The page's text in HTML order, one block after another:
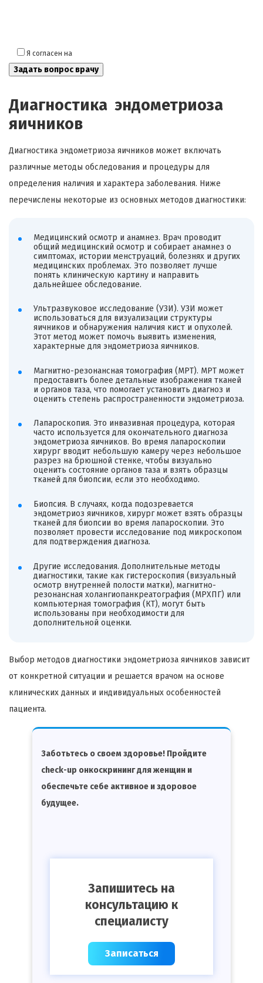
Я согласен на
Диагностика эндометриоза
яичников
Диагностика эндометриоза яичников может включать
различные методы обследования и процедуры для
определения наличия и характера заболевания. Ниже
перечислены некоторые из основных методов диагностики:
Медицинский осмотр и анамнез. Врач проводит
общий медицинский осмотр и собирает анамнез о
симптомах, истории менструаций, болезнях и других
медицинских проблемах. Это позволяет лучше
понять клиническую картину и направить
дальнейшее обследование.
Ультразвуковое исследование (УЗИ). УЗИ может
использоваться для визуализации структуры
яичников и обнаружения наличия кист и опухолей.
Этот метод может помочь выявить изменения,
характерные для эндометриоза яичников.
Магнитно-резонансная томография (МРТ). МРТ может
предоставить более детальные изображения тканей
и органов таза, что помогает установить диагноз и
оценить степень распространенности эндометриоза.
Лапароскопия. Это инвазивная процедура, которая
часто используется для окончательного диагноза
эндометриоза яичников. Во время лапароскопии
хирург вводит небольшую камеру через небольшое
разрез на брюшной стенке, чтобы визуально
оценить состояние органов таза и взять образцы
тканей для биопсии, если это необходимо.
Биопсия. В случаях, когда подозревается
эндометриоз яичников, хирург может взять образцы
тканей для биопсии во время лапароскопии. Это
позволяет провести исследование под микроскопом
для подтверждения диагноза.
Другие исследования. Дополнительные методы
диагностики, такие как гистероскопия (визуальный
осмотр внутренней полости матки), магнитно-
резонансная холангиопанкреатография (МРХПГ) или
компьютерная томография (КТ), могут быть
использованы при необходимости для
дополнительной оценки.
Выбор методов диагностики эндометриоза яичников зависит
от конкретной ситуации и решается врачом на основе
клинических данных и индивидуальных особенностей
пациента.
Заботьтесь о своем здоровье! Пройдите
check-up онкоскрининг для женщин и
обеспечьте себе активное и здоровое
будущее.
Запишитесь на
консультацию к
специалисту
Записаться